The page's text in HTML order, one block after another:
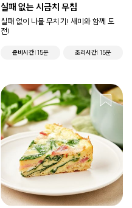
실패 없는 시금치 무침
실패 없이 나물 무치기! 새미와 함께 도
전!
준비시간 15분 조리시간 15분